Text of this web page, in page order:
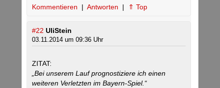
Kommentieren | Antworten | ⇑ Top
#22 UliStein
03.11.2014 um 09:36 Uhr
ZITAT:
„Bei unserem Lauf prognostiziere ich einen
weiteren Verletzten im Bayern-Spiel.“